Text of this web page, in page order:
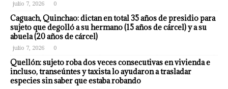
julio 7, 2026 0
Caguach, Quinchao: dictan en total 35 años de presidio para
sujeto que degolló a su hermano (15 años de cárcel) y a su
abuela (20 años de cárcel)
julio 7, 2026 0
Quellón: sujeto roba dos veces consecutivas en vivienda e
incluso, transeúntes y taxista lo ayudaron a trasladar
especies sin saber que estaba robando